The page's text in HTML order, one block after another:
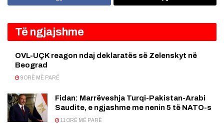
Të ngjajshme
OVL-UÇK reagon ndaj deklaratës së Zelenskyt në
Beograd
9 ORË MË PARË
Fidan: Marrëveshja Turqi-Pakistan-Arabi
Saudite, e ngjashme me nenin 5 të NATO-s
11 ORË MË PARË